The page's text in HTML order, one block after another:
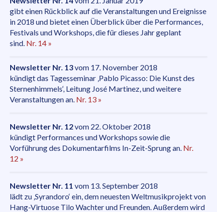
gibt einen Rückblick auf die Veranstaltungen und Ereignisse
in 2018 und bietet einen Überblick über die Performances,
Festivals und Workshops, die für dieses Jahr geplant
sind. Nr. 14 »
Newsletter Nr. 13vom 17. November 2018
kündigt das Tagesseminar ‚Pablo Picasso: Die Kunst des
Sternenhimmels‘, Leitung José Martinez, und weitere
Veranstaltungen an. Nr. 13 »
Newsletter Nr. 12vom 22. Oktober 2018
kündigt Performances und Workshops sowie die
Vorführung des Dokumentarfilms In-Zeit-Sprung an. Nr.
12 »
Newsletter Nr. 11 vom 13. September 2018
lädt zu ‚Syrandoro‘ ein, dem neuesten Weltmusikprojekt von
Hang-Virtuose Tilo Wachter und Freunden. Außerdem wird